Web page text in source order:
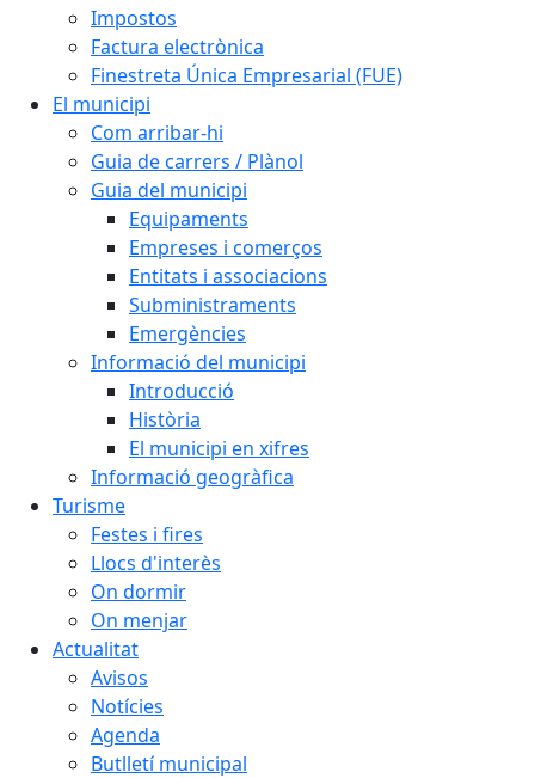
Impostos
Factura electrònica
Finestreta Única Empresarial (FUE)
El municipi
Com arribar-hi
Guia de carrers / Plànol
Guia del municipi
Equipaments
Empreses i comerços
Entitats i associacions
Subministraments
Emergències
Informació del municipi
Introducció
Història
El municipi en xifres
Informació geogràfica
Turisme
Festes i fires
Llocs d'interès
On dormir
On menjar
Actualitat
Avisos
Notícies
Agenda
Butlletí municipal